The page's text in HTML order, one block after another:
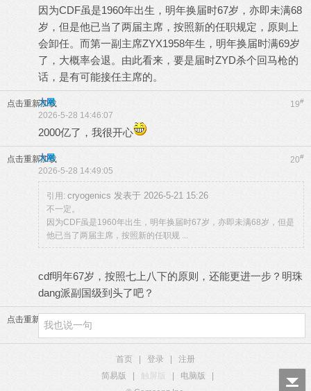
因为CDF虽是1960年出生，明年换届时67岁，亦即未满68
岁，但是他已当了两届主席，按照新的任职规定，原则上
会卸任。而第一副主席ZYX1958年生，明年换届时满69岁
了，大概率会退。由此看来，要是届时ZYD杀个回马枪的
话，是有可能接任主席的。
点击重新加载 19#
大网
2026-5-28 14:46:07
2000亿了，我很开心
点击重新加载 20#
大网
2026-5-28 14:49:05
引用: cryogenics 发表于 2026-5-21 15:26
不一定。
因为CDF虽是1960年出生，明年换届时67岁，亦即未满68岁，但是
他已当了两届主席，按照新的任职规 ...
cdf明年67岁，按照七上八下的原则，还能更进一步？明珠
dang派副国级到头了吧？
点击重新加载
首页 登录
注册
简易版
触屏版 电脑版